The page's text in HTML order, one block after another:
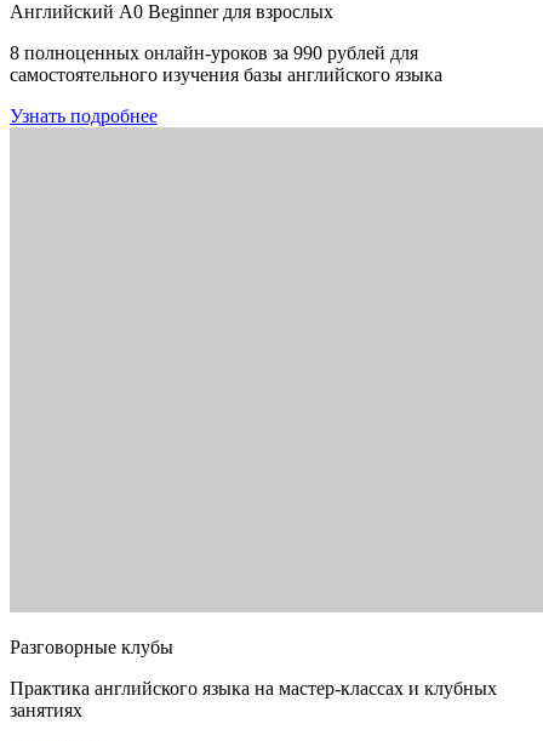
Английский A0 Beginner для взрослых
8 полноценных онлайн-уроков за 990 рублей для
самостоятельного изучения базы английского языка
Узнать подробнее
Разговорные клубы
Практика английского языка на мастер-классах и клубных
занятиях